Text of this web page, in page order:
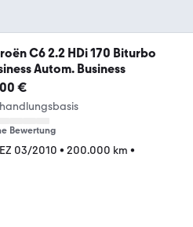
C6 2.2 HDi 170 Biturbo
Autom. Business
€
Bewertung
EZ 03/2010 • 200.000 km •